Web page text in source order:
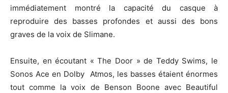
immédiatement montré la capacité du casque à
reproduire des basses profondes et aussi des bons
graves de la voix de Slimane.
Ensuite, en écoutant « The Door » de Teddy Swims, le
Sonos Ace en Dolby Atmos, les basses étaient énormes
tout comme la voix de Benson Boone avec Beautiful